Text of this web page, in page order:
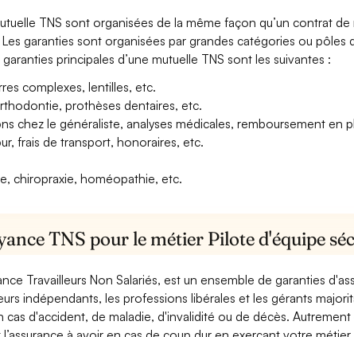
TNS sont organisées de la même façon qu’un contrat
garanties sont organisées par grandes catégories ou pôles
principales d’une mutuelle TNS sont les suivantes :
complexes, lentilles, etc.
prothèses dentaires, etc.
chez le généraliste, analyses médicales, remboursement en
frais de transport, honoraires, etc.
chiropraxie, homéopathie, etc.
TNS pour le métier Pilote d'équipe
Travailleurs Non Salariés, est un ensemble de garanties
indépendants, les professions libérales et les gérants
d'accident, de maladie, d'invalidité ou de décès.